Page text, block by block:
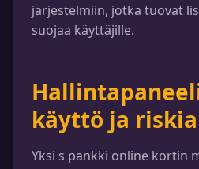
järjestelmiin, jotka tuovat
suojaa käyttäjille.
käyttö ja
Yksi s pankki online kortin